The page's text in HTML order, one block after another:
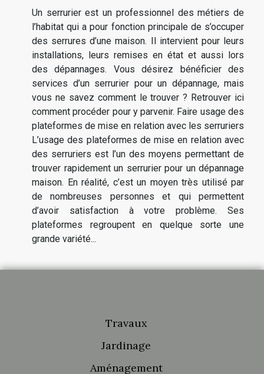
Un serrurier est un professionnel des métiers de
l’habitat qui a pour fonction principale de s’occuper
des serrures d’une maison. Il intervient pour leurs
installations, leurs remises en état et aussi lors
des dépannages. Vous désirez bénéficier des
services d’un serrurier pour un dépannage, mais
vous ne savez comment le trouver ? Retrouver ici
comment procéder pour y parvenir. Faire usage des
plateformes de mise en relation avec les serruriers
L’usage des plateformes de mise en relation avec
des serruriers est l’un des moyens permettant de
trouver rapidement un serrurier pour un dépannage
maison. En réalité, c’est un moyen très utilisé par
de nombreuses personnes et qui permettent
d’avoir satisfaction à votre problème. Ses
plateformes regroupent en quelque sorte une
grande variété...
Travaux
Jardinage
Aménagement